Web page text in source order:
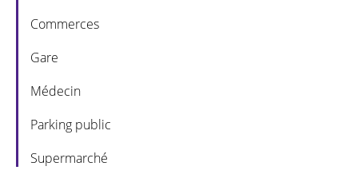
Commerces
Gare
Médecin
Parking public
Supermarché